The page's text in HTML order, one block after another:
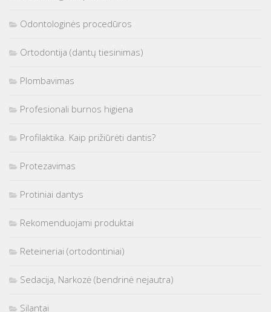
Odontologinės procedūros
Ortodontija (dantų tiesinimas)
Plombavimas
Profesionali burnos higiena
Profilaktika. Kaip prižiūrėti dantis?
Protezavimas
Protiniai dantys
Rekomenduojami produktai
Reteineriai (ortodontiniai)
Sedacija, Narkozė (bendrinė nejautra)
Silantai